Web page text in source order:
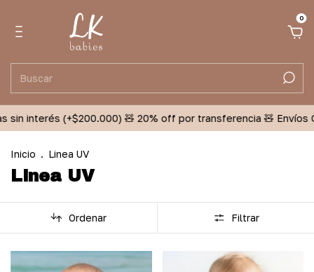
0
interés (+$200.000) 🧸 20% off por transferencia 🧸 Envíos
Inicio . Linea UV
Linea UV
Ordenar Filtrar